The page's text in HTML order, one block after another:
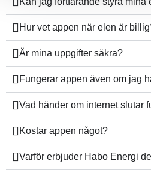
Hur vet appen när elen är
Är mina uppgifter säkra?
Fungerar appen även om jag
Vad händer om internet slutar
Kostar appen något?
Varför erbjuder Habo Energi